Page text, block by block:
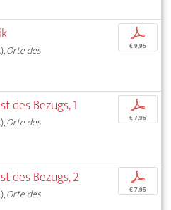
Orte des
p
€ 9,95
des Bezugs, 1
Orte des
p
€ 7,95
des Bezugs, 2
Orte des
p
€ 7,95